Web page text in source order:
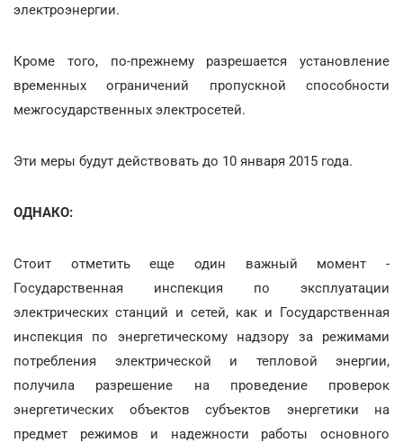
электроэнергии.
Кроме того, по-прежнему разрешается установление
временных ограничений пропускной способности
межгосударственных электросетей.
Эти меры будут действовать до 10 января 2015 года.
ОДНАКО:
Стоит отметить еще один важный момент -
Государственная инспекция по эксплуатации
электрических станций и сетей, как и Государственная
инспекция по энергетическому надзору за режимами
потребления электрической и тепловой энергии,
получила разрешение на проведение проверок
энергетических объектов субъектов энергетики на
предмет режимов и надежности работы основного